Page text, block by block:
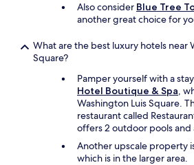
Also consider Blue Tree
another great choice for
What are the best luxury hotels near
Square?
Pamper yourself with a
Hotel Boutique & Spa,
Washington Luis Square.
restaurant called
offers 2 outdoor pools and
Another upscale property
which is in the larger area.